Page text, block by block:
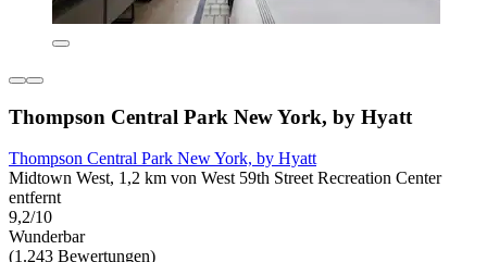
Thompson Central Park New York, by Hyatt
Thompson Central Park New York, by Hyatt
Midtown West, 1,2 km von West 59th Street Recreation Center
entfernt
9,2/10
Wunderbar
(1.243 Bewertungen)